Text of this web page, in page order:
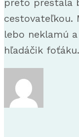
preto prestala
cestovateľkou.
lebo neklamú
hľadáčik foťáku.